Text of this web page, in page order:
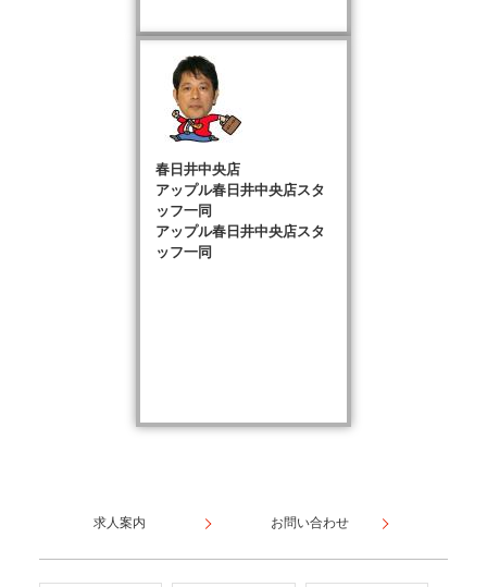
春日井中央店
アップル春日井中央店スタ
ッフ一同
アップル春日井中央店スタ
ッフ一同
求人案内 お問い合わせ